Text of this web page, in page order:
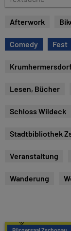
e
s
u
Afterwork
Comedy Fest
Lesen, Bücher
Schloss Wildeck
Stadtbibliothek
Veranstaltung
Wanderung